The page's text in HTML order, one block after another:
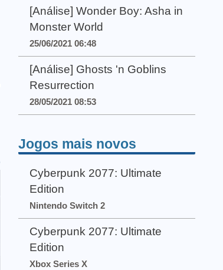
[Análise] Wonder Boy: Asha in
Monster World
25/06/2021 06:48
[Análise] Ghosts 'n Goblins
Resurrection
28/05/2021 08:53
Jogos mais novos
Cyberpunk 2077: Ultimate
Edition
Nintendo Switch 2
Cyberpunk 2077: Ultimate
Edition
Xbox Series X